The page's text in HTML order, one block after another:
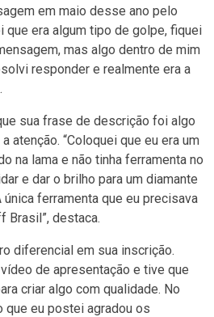
em maio desse ano pelo
que era algum tipo de golpe, fiquei
mas algo dentro de mim
responder e realmente era a
sua frase de descrição foi algo
atenção. “Coloquei que eu era um
na lama e não tinha ferramenta no
e dar o brilho para um diamante
ferramenta que eu precisava
Brasil”, destaca.
diferencial em sua inscrição.
de apresentação e tive que
criar algo com qualidade. No
que eu postei agradou os